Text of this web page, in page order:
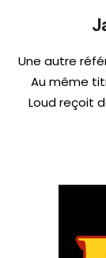
Une autre
Au même
Loud reçoit